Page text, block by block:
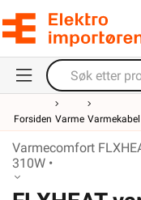
Forsiden Varme Varmekabel
Varmecomfort
310W •